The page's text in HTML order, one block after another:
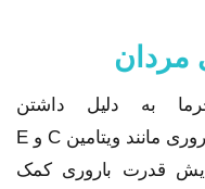
مردان
به دلیل داشتن
آنتی‌اکسیدان‌ها و ویتامین‌های ضروری مانند ویتامین C و E
قدرت باروری کمک